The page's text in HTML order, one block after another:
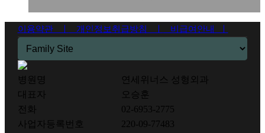
이용약관 ㅣ 개인정보취급방침 ㅣ 비급여안내 ㅣ
병원명
연세위너스 성형외과
대표자
오승훈
전화
02-6953-2775
사업자등록번호
220-09-77483